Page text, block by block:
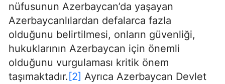
nüfusunun Azerbaycan’da yaşayan
Azerbaycanlılardan defalarca fazla
olduğunu belirtilmesi, onların güvenliği,
hukuklarının Azerbaycan için önemli
olduğunu vurgulaması kritik önem
taşımaktadır. [2] Ayrıca Azerbaycan Devlet